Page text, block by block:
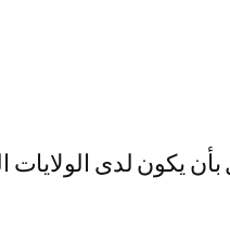
يكون لدى